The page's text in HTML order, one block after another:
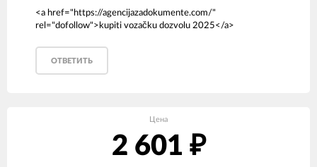
<a href="https://agencijazadokumente.com/"
rel="dofollow">kupiti vozačku dozvolu 2025</a>
ОТВЕТИТЬ
Цена
2 601 ₽